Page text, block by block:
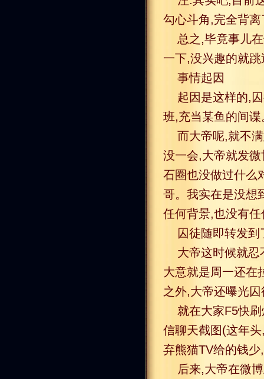
勾心斗角,完全背
总之,毕竟事儿
一下,没兴趣的就
事情起因
起因是这样的,
班,充当某鱼的间谍
而大帝呢,就不
没一会,大帝就发
石圈也没做过什么
哥。我实在是没想
任何背景,也没有
囚徒随即转发
大帝这时候就
大意就是周一还在
之外,大帝还曝光
就在大家F5快
信聊天截图(这年
弃熊猫TV给的钱
后来,大帝在微